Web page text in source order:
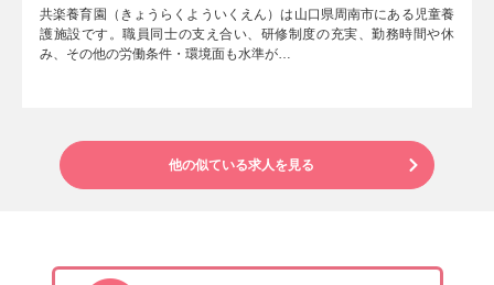
共楽養育園（きょうらくよういくえん）は山口県周南市にある児童養
護施設です。職員同士の支え合い、研修制度の充実、勤務時間や休
み、その他の労働条件・環境面も水準が…
他の似ている求人を見る